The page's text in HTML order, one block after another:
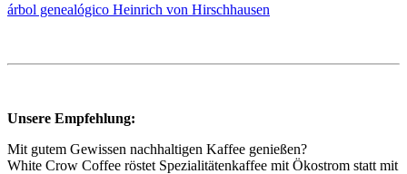
árbol genealógico Heinrich von Hirschhausen
Unsere Empfehlung:
Mit gutem Gewissen nachhaltigen Kaffee genießen?
White Crow Coffee röstet Spezialitätenkaffee mit Ökostrom statt mit